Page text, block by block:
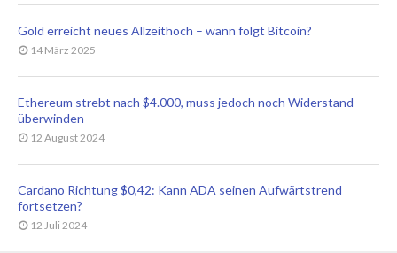
Gold erreicht neues Allzeithoch – wann folgt Bitcoin?
14 März 2025
Ethereum strebt nach $4.000, muss jedoch noch Widerstand
überwinden
12 August 2024
Cardano Richtung $0,42: Kann ADA seinen Aufwärtstrend
fortsetzen?
12 Juli 2024